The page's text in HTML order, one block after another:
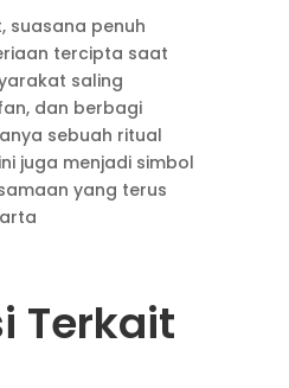
suasana penuh
tercipta saat
saling
dan berbagi
sebuah ritual
juga menjadi simbol
yang terus
Terkait